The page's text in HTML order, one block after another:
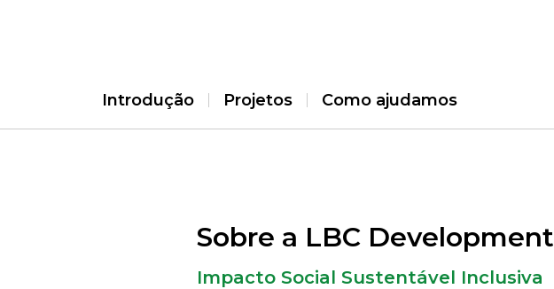
Introdução Projetos Como ajudamos
Sobre a LBC Development
Impacto Social Sustentável Inclusiva